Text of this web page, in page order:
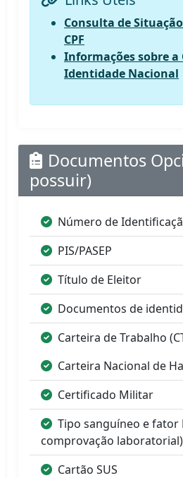
Consulta de
CPF
Informações sobre a
Identidade Nacional
Documentos
possuir)
Número de
PIS/PASEP
Título de Eleitor
Documentos de
Carteira de Trabalho
Carteira Nacional de
Certificado Militar
Tipo sanguíneo e fator
comprovação laboratorial)
Cartão SUS